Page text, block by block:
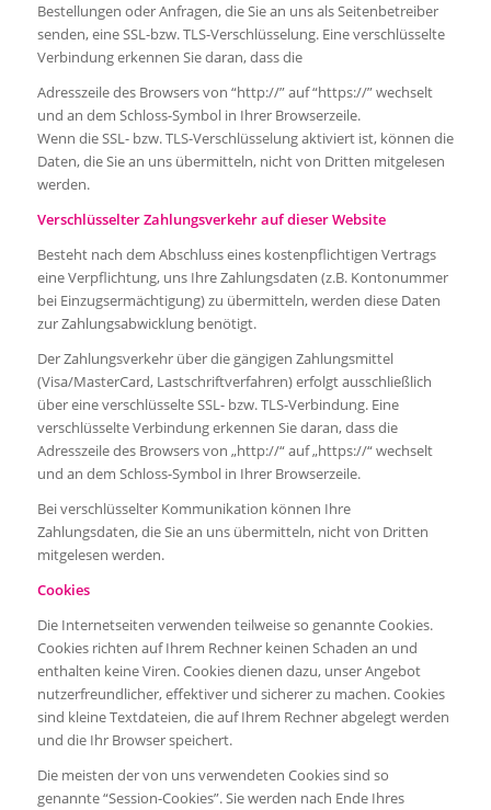
Bestellungen oder Anfragen, die Sie an uns als Seitenbetreiber
senden, eine SSL-bzw. TLS-Verschlüsselung. Eine verschlüsselte
Verbindung erkennen Sie daran, dass die
Adresszeile des Browsers von “http://” auf “https://” wechselt
und an dem Schloss-Symbol in Ihrer Browserzeile.
Wenn die SSL- bzw. TLS-Verschlüsselung aktiviert ist, können die
Daten, die Sie an uns übermitteln, nicht von Dritten mitgelesen
werden.
Verschlüsselter Zahlungsverkehr auf dieser Website
Besteht nach dem Abschluss eines kostenpflichtigen Vertrags
eine Verpflichtung, uns Ihre Zahlungsdaten (z.B. Kontonummer
bei Einzugsermächtigung) zu übermitteln, werden diese Daten
zur Zahlungsabwicklung benötigt.
Der Zahlungsverkehr über die gängigen Zahlungsmittel
(Visa/MasterCard, Lastschriftverfahren) erfolgt ausschließlich
über eine verschlüsselte SSL- bzw. TLS-Verbindung. Eine
verschlüsselte Verbindung erkennen Sie daran, dass die
Adresszeile des Browsers von „http://“ auf „https://“ wechselt
und an dem Schloss-Symbol in Ihrer Browserzeile.
Bei verschlüsselter Kommunikation können Ihre
Zahlungsdaten, die Sie an uns übermitteln, nicht von Dritten
mitgelesen werden.
Cookies
Die Internetseiten verwenden teilweise so genannte Cookies.
Cookies richten auf Ihrem Rechner keinen Schaden an und
enthalten keine Viren. Cookies dienen dazu, unser Angebot
nutzerfreundlicher, effektiver und sicherer zu machen. Cookies
sind kleine Textdateien, die auf Ihrem Rechner abgelegt werden
und die Ihr Browser speichert.
Die meisten der von uns verwendeten Cookies sind so
genannte “Session-Cookies”. Sie werden nach Ende Ihres